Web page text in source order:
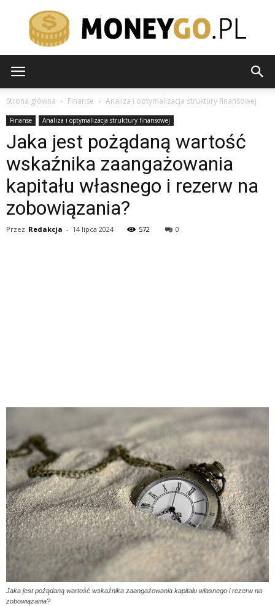
Strona główna Finanse Analiza i optymalizacja struktury finansowej
Finanse Analiza i optymalizacja struktury finansowej
Jaka jest pożądaną wartość
wskaźnika zaangażowania
kapitału własnego i rezerw na
zobowiązania?
Przez Redakcja - 14 lipca 2024 572 0
Jaka jest pożądaną wartość wskaźnika zaangażowania kapitału własnego i rezerw na
zobowiązania?